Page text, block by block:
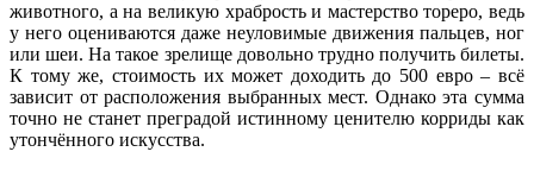
животного, а на великую храбрость и мастерство тореро, ведь
у него оцениваются даже неуловимые движения пальцев, ног
или шеи. На такое зрелище довольно трудно получить билеты.
К тому же, стоимость их может доходить до 500 евро – всё
зависит от расположения выбранных мест. Однако эта сумма
точно не станет преградой истинному ценителю корриды как
утончённого искусства.